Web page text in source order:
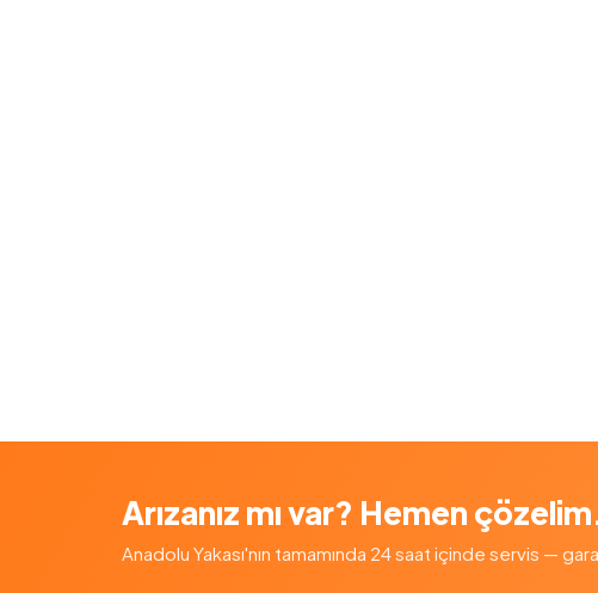
Arızanız mı var? Hemen
Anadolu Yakası'nın tamamında 24 saat içinde servis —